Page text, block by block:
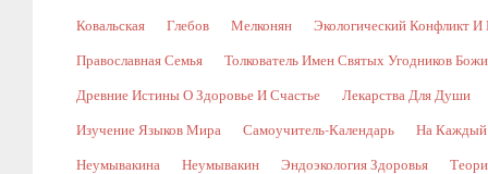
Ковальская Глебов Мелконян Экологический Конфликт
Православная Семья Толкователь Имен Святых Угодников
Древние Истины О Здоровье И Счастье Лекарства Для Души
Изучение Языков Мира Самоучитель-Календарь На Каждый
Неумывакина Неумывакин Эндоэкология Здоровья